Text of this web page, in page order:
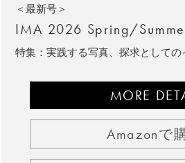
＜最新号＞
IMA 2026 Spring/
特集：実践する写真、探求としての
MORE
Amazonで